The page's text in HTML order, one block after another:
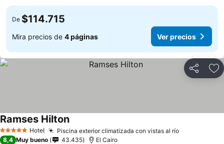
De $114.715
Mira precios de 4 páginas Ver precios
Compartir
5 Estrellas Hotel Piscina exterior climatizada con vistas al río
Ramses Hilton
8,4 Muy bueno 43.435 El Cairo